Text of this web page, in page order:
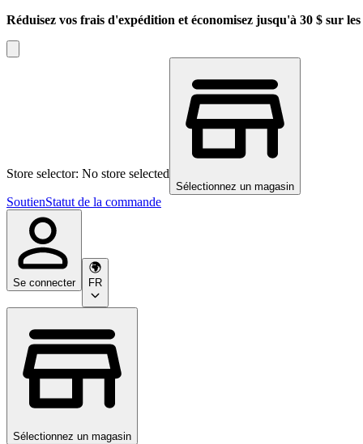
Réduisez vos frais d'expédition et économisez jusqu'à 30 $ sur
Store selector: No store selected
Sélectionnez un magasin
SoutienStatut de la commande
Se connecter FR
Sélectionnez un magasin